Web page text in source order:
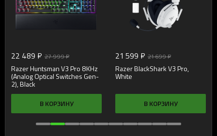
22 489 ₽ 27 999 ₽
Razer Huntsman V3 Pro 8KHz
(Analog Optical Switches Gen-
2), Black
В КОРЗИНУ
21 599 ₽ 21 699 ₽
Razer BlackShark V3 Pro,
White
В КОРЗИНУ